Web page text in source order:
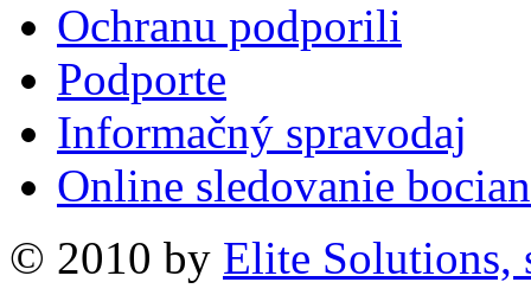
Ochranu podporili
Podporte
Informačný spravodaj
Online sledovanie
© 2010 by Elite Solutions,